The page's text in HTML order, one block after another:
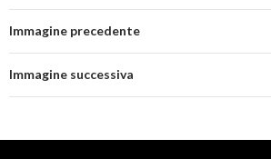
Immagine precedente
Immagine successiva